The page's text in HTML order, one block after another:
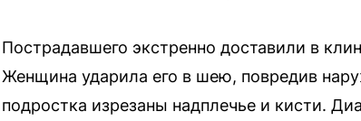
Пострадавшего экстренно доставили в
Женщина ударила его в шею, повредив
подростка изрезаны надплечье и кисти.